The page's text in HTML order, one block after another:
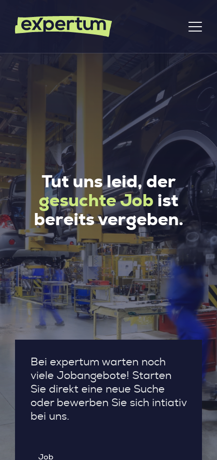
Tut uns leid, der
gesuchte Job ist
bereits vergeben.
Bei expertum warten noch
viele Jobangebote! Starten
Sie direkt eine neue Suche
oder bewerben Sie sich intiativ
bei uns.